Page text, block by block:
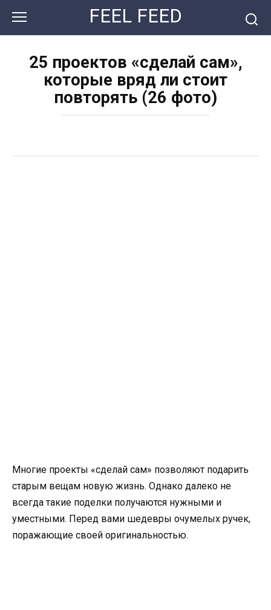
контенту
FEEL FEED
25 проектов «сделай сам»,
которые вряд ли стоит
повторять (26 фото)
Многие проекты «сделай сам» позволяют подарить
старым вещам новую жизнь. Однако далеко не
всегда такие поделки получаются нужными и
уместными. Перед вами шедевры очумелых ручек,
поражающие своей оригинальностью.